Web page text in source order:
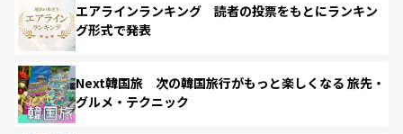
エアラインランキング 読者の投票をもとにランキン
グ形式で発表
Next韓国旅 次の韓国旅行がもっと楽しくなる 旅先・
グルメ・テクニック